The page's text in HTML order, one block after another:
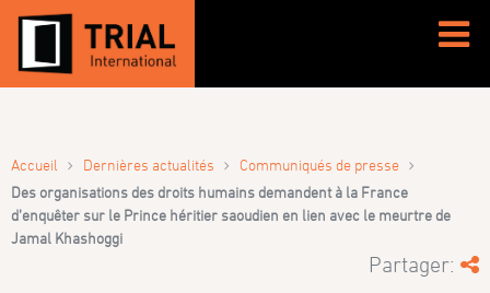
Accueil › Dernières actualités › Communiqués de presse ›
Des organisations des droits humains demandent à la France
d’enquêter sur le Prince héritier saoudien en lien avec le meurtre de
Jamal Khashoggi
Partager: